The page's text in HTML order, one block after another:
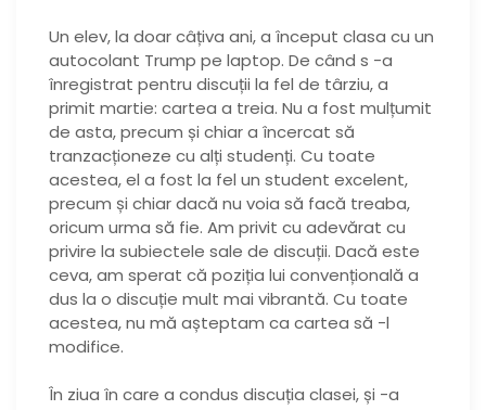
Un elev, la doar câțiva ani, a început clasa cu un
autocolant Trump pe laptop. De când s -a
înregistrat pentru discuții la fel de târziu, a
primit martie: cartea a treia. Nu a fost mulțumit
de asta, precum și chiar a încercat să
tranzacționeze cu alți studenți. Cu toate
acestea, el a fost la fel un student excelent,
precum și chiar dacă nu voia să facă treaba,
oricum urma să fie. Am privit cu adevărat cu
privire la subiectele sale de discuții. Dacă este
ceva, am sperat că poziția lui convențională a
dus la o discuție mult mai vibrantă. Cu toate
acestea, nu mă așteptam ca cartea să -l
modifice.
În ziua în care a condus discuția clasei, și -a